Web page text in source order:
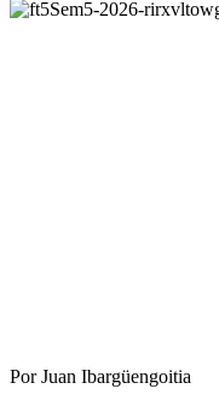
Por Juan Ibargüengoitia